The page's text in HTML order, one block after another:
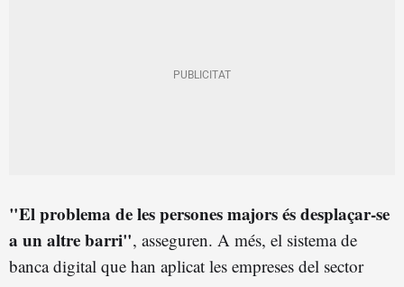
"El problema de les persones majors és desplaçar-se
a un altre barri", asseguren. A més, el sistema de
banca digital que han aplicat les empreses del sector